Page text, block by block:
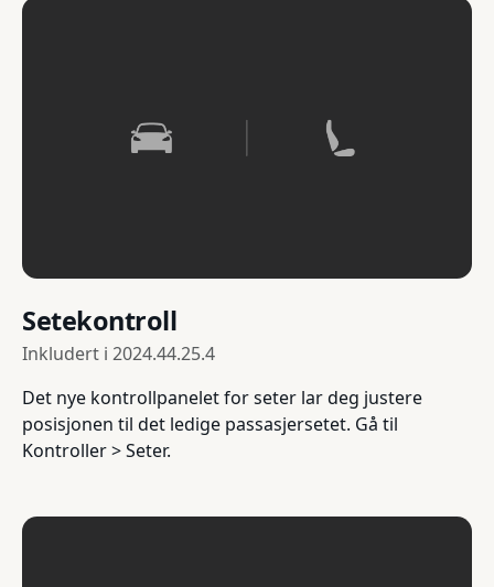
Setekontroll
Inkludert i 2024.44.25.4
Det nye kontrollpanelet for seter lar deg justere
posisjonen til det ledige passasjersetet. Gå til
Kontroller > Seter.